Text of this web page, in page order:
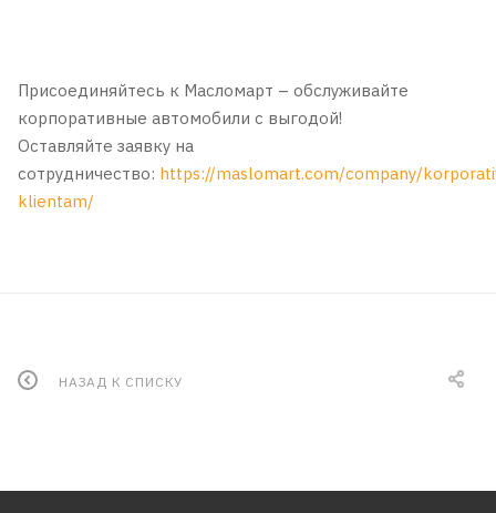
Присоединяйтесь к Масломарт – обслуживайте
корпоративные автомобили с выгодой!
Оставляйте заявку на
сотрудничество: https://maslomart.com/company/
klientam/
НАЗАД К СПИСКУ